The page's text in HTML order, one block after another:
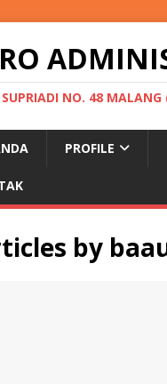
SUPRIADI NO. 48
PROFILE
by